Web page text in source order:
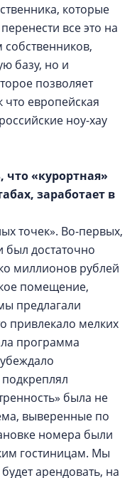
которые
все это на
базу, но и
позволяет
что европейская
ноу-хау
что «курортная»
заработает в
точек». Во-первых,
достаточно
миллионов рублей
помещение,
предлагали
привлекало мелких
программа
была не
выверенные по
номера были
гостиницам. Мы
арендовать, на